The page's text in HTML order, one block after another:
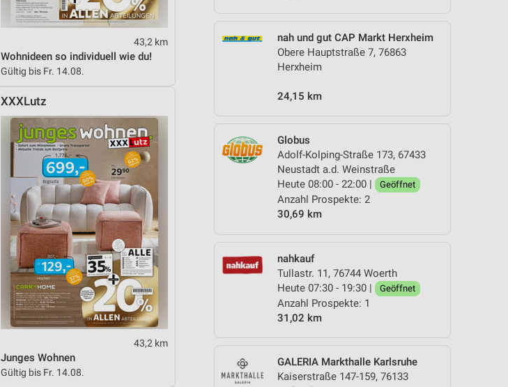
nah und gut CAP Markt Herxheim
Obere Hauptstraße 7, 76863
Herxheim
24,15 km
Globus
Adolf-Kolping-Straße 173, 67433
Neustadt a.d. Weinstraße
Heute 08:00 - 22:00 |
Geöffnet
Anzahl Prospekte: 2
30,69 km
nahkauf
Tullastr. 11, 76744 Woerth
Heute 07:30 - 19:30 |
Geöffnet
Anzahl Prospekte: 1
31,02 km
GALERIA Markthalle Karlsruhe
Kaiserstraße 147-159, 76133
43,2 km
Wohnideen so individuell wie du!
Gültig bis Fr. 14.08.
XXXLutz
43,2 km
Junges Wohnen
Gültig bis Fr. 14.08.